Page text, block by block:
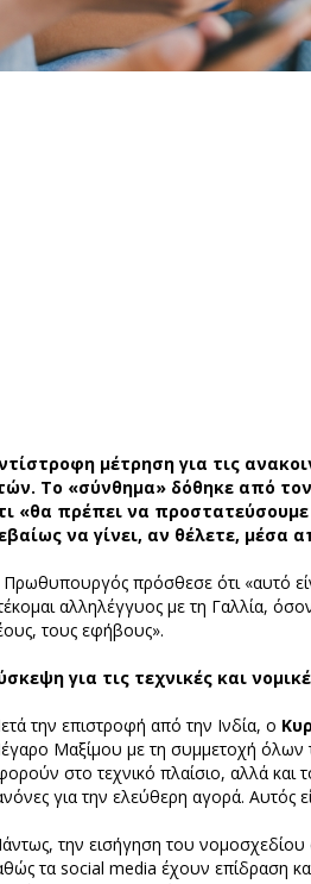
μέτρηση για τις
Το «σύνθημα» δόθηκε από
«θα πρέπει να
να γίνει, αν θέλετε, μέσα
πρόσθεσε ότι «αυτό
αλληλέγγυος με τη Γαλλία,
τους εφήβους».
για τις τεχνικές και
την επιστροφή από την Ινδία, ο
Μαξίμου με τη συμμετοχή όλων
στο τεχνικό πλαίσιο, αλλά και
για την ελεύθερη αγορά. Αυτός
την εισήγηση του
τα social media έχουν επίδραση